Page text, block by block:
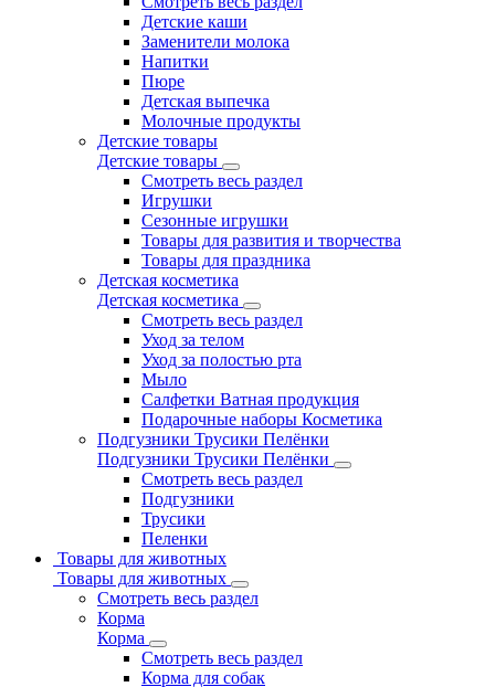
Детские каши
Заменители молока
Напитки
Пюре
Детская выпечка
Молочные продукты
Детские товары
Детские товары
Смотреть весь раздел
Игрушки
Сезонные игрушки
Товары для развития и творчества
Товары для праздника
Детская косметика
Детская косметика
Смотреть весь раздел
Уход за телом
Уход за полостью рта
Мыло
Салфетки Ватная продукция
Подарочные наборы Косметика
Подгузники Трусики Пелёнки
Подгузники Трусики Пелёнки
Смотреть весь раздел
Подгузники
Трусики
Пеленки
Товары для животных
Товары для животных
Смотреть весь раздел
Корма
Корма
Смотреть весь раздел
Корма для собак